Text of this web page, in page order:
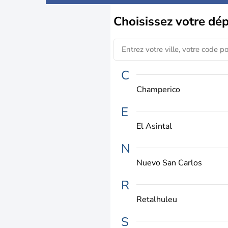
Choisissezvotre
C
Champerico
E
El Asintal
N
Nuevo San Carlos
R
Retalhuleu
S